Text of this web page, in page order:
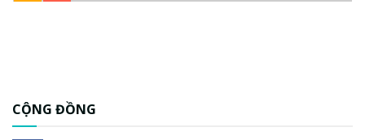
CỘNG ĐỒNG